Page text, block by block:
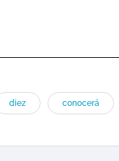
diez conocerá